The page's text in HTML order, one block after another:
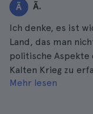
Ã Ã.
Ich denke, es ist
Land, das man
politische Aspekte
Kalten Krieg zu
zu verstehen, in
Mehr lesen